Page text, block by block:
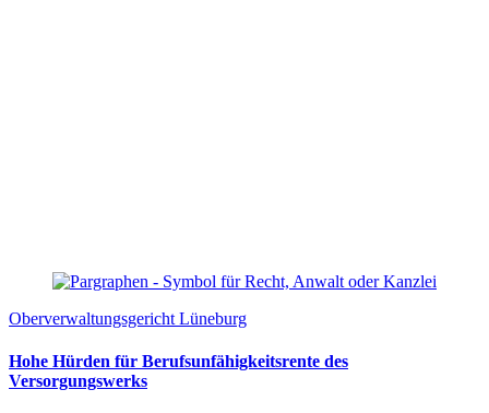
Oberverwaltungsgericht Lüneburg
Hohe Hürden für Berufsunfähigkeitsrente des
Versorgungswerks